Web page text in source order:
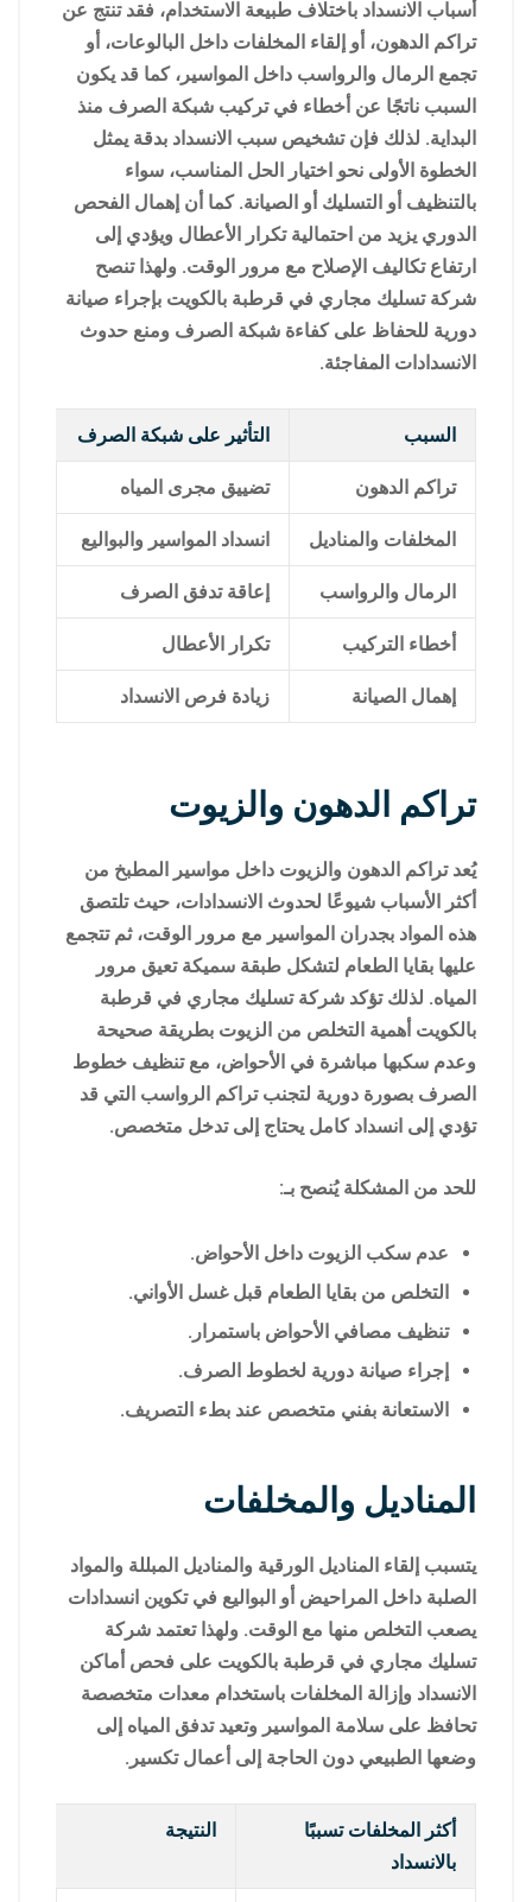
أسباب الانسداد باختلاف طبيعة الاستخدام، فقد تنتج عن
تراكم الدهون، أو إلقاء المخلفات داخل البالوعات، أو
تجمع الرمال والرواسب داخل المواسير، كما قد يكون
السبب ناتجًا عن أخطاء في تركيب شبكة الصرف منذ
البداية. لذلك فإن تشخيص سبب الانسداد بدقة يمثل
الخطوة الأولى نحو اختيار الحل المناسب، سواء
بالتنظيف أو التسليك أو الصيانة. كما أن إهمال الفحص
الدوري يزيد من احتمالية تكرار الأعطال ويؤدي إلى
ارتفاع تكاليف الإصلاح مع مرور الوقت. ولهذا تنصح
شركة تسليك مجاري في قرطبة بالكويت بإجراء صيانة
دورية للحفاظ على كفاءة شبكة الصرف ومنع حدوث
الانسدادات المفاجئة.
السبب التأثير على شبكة الصرف
تراكم الدهون تضييق مجرى المياه
المخلفات والمناديل انسداد المواسير والبواليع
الرمال والرواسب إعاقة تدفق الصرف
أخطاء التركيب تكرار الأعطال
إهمال الصيانة زيادة فرص الانسداد
تراكم الدهون والزيوت
يُعد تراكم الدهون والزيوت داخل مواسير المطبخ من
أكثر الأسباب شيوعًا لحدوث الانسدادات، حيث تلتصق
هذه المواد بجدران المواسير مع مرور الوقت، ثم تتجمع
عليها بقايا الطعام لتشكل طبقة سميكة تعيق مرور
المياه. لذلك تؤكد شركة تسليك مجاري في قرطبة
بالكويت أهمية التخلص من الزيوت بطريقة صحيحة
وعدم سكبها مباشرة في الأحواض، مع تنظيف خطوط
الصرف بصورة دورية لتجنب تراكم الرواسب التي قد
تؤدي إلى انسداد كامل يحتاج إلى تدخل متخصص.
للحد من المشكلة يُنصح بـ:
عدم سكب الزيوت داخل الأحواض.
التخلص من بقايا الطعام قبل غسل الأواني.
تنظيف مصافي الأحواض باستمرار.
إجراء صيانة دورية لخطوط الصرف.
الاستعانة بفني متخصص عند بطء التصريف.
المناديل والمخلفات
يتسبب إلقاء المناديل الورقية والمناديل المبللة والمواد
الصلبة داخل المراحيض أو البواليع في تكوين انسدادات
يصعب التخلص منها مع الوقت. ولهذا تعتمد شركة
تسليك مجاري في قرطبة بالكويت على فحص أماكن
الانسداد وإزالة المخلفات باستخدام معدات متخصصة
تحافظ على سلامة المواسير وتعيد تدفق المياه إلى
وضعها الطبيعي دون الحاجة إلى أعمال تكسير.
أكثر المخلفات تسببًا
بالانسداد
النتيجة